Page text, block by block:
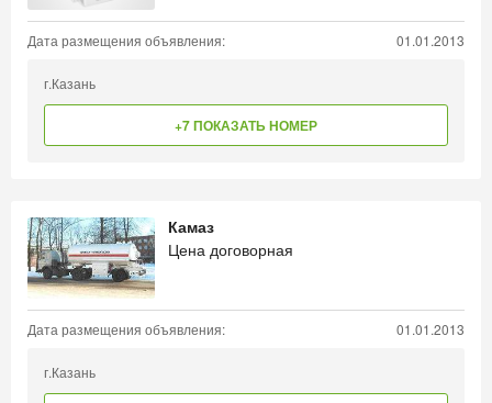
Дата размещения объявления: 01.01.2013
г.Казань
+7 ПОКАЗАТЬ НОМЕР
Камаз
Цена договорная
Дата размещения объявления: 01.01.2013
г.Казань